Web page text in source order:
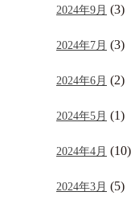
2024年9月 (3)
2024年7月 (3)
2024年6月 (2)
2024年5月 (1)
2024年4月 (10)
2024年3月 (5)